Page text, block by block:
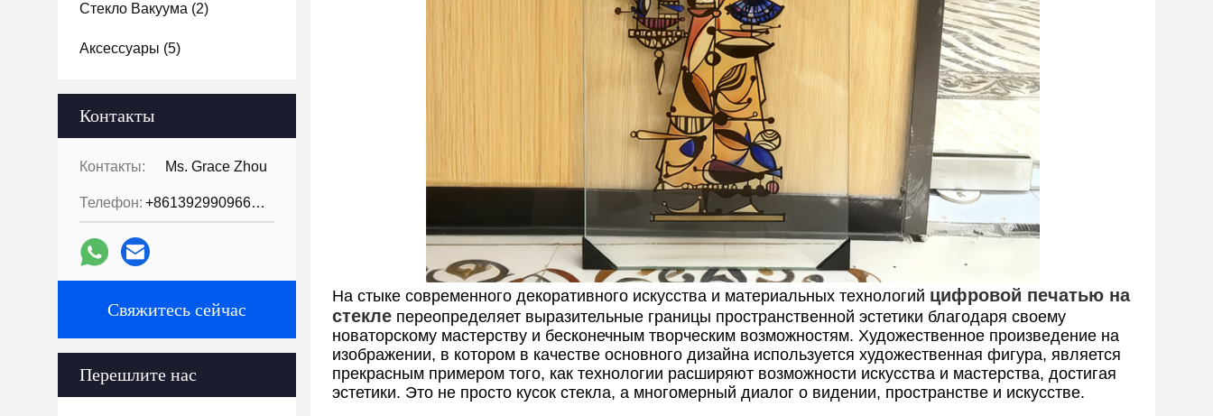
Стекло Вакуума (2)
Аксессуары (5)
Контакты
Контакты: Ms. Grace Zhou
Телефон: +8613929909663--13690711186
Свяжитесь сейчас
Перешлите нас
На стыке современного декоративного искусства и материальных технологий цифровой печатью на
стекле переопределяет выразительные границы пространственной эстетики благодаря своему
новаторскому мастерству и бесконечным творческим возможностям. Художественное произведение на
изображении, в котором в качестве основного дизайна используется художественная фигура, является
прекрасным примером того, как технологии расширяют возможности искусства и мастерства, достигая
эстетики. Это не просто кусок стекла, а многомерный диалог о видении, пространстве и искусстве.